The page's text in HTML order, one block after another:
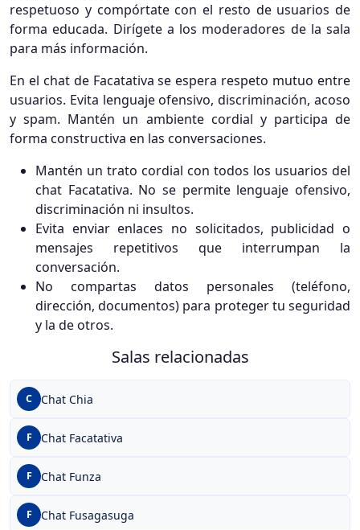
respetuoso y compórtate con el resto de usuarios de
forma educada. Dirígete a los moderadores de la sala
para más información.
En el chat de Facatativa se espera respeto mutuo entre
usuarios. Evita lenguaje ofensivo, discriminación, acoso
y spam. Mantén un ambiente cordial y participa de
forma constructiva en las conversaciones.
Mantén un trato cordial con todos los usuarios del
chat Facatativa. No se permite lenguaje ofensivo,
discriminación ni insultos.
Evita enviar enlaces no solicitados, publicidad o
mensajes repetitivos que interrumpan la
conversación.
No compartas datos personales (teléfono,
dirección, documentos) para proteger tu seguridad
y la de otros.
Salas relacionadas
C Chat Chia
F Chat Facatativa
F Chat Funza
F Chat Fusagasuga